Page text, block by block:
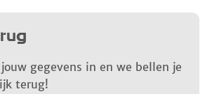
gegevens in en we bellen je
terug!